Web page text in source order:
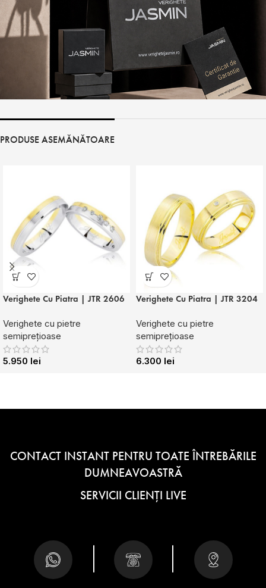
PRODUSE ASEMĂNĂTOARE
Verighete Cu Piatra | JTR 2606
Verighete cu pietre
semiprețioase
5.950 lei
Verighete Cu Piatra | JTR 3204
Verighete cu pietre
semiprețioase
6.300 lei
CONTACT INSTANT PENTRU TOATE ÎNTREBĂRILE
DUMNEAVOASTRĂ
SERVICII CLIENȚI LIVE